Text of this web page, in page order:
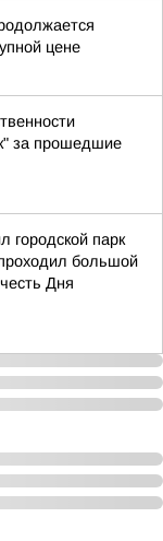
цене
за прошедшие
городской парк
большой
Дня